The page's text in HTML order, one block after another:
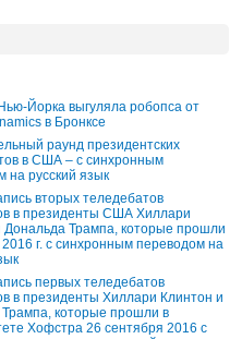
Йорка выгуляла робопса от
в Бронксе
раунд президентских
в США – с синхронным
на русский язык
вторых теледебатов
в президенты США Хиллари
Дональда Трампа, которые прошли
2016 г. с синхронным переводом на
первых теледебатов
в президенты Хиллари Клинтон и
которые прошли в
Хофстра 26 сентября 2016 с